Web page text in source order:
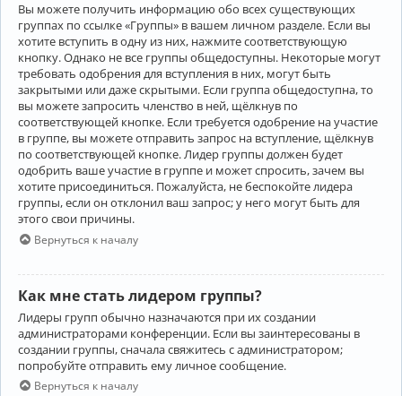
Вы можете получить информацию обо всех существующих
группах по ссылке «Группы» в вашем личном разделе. Если вы
хотите вступить в одну из них, нажмите соответствующую
кнопку. Однако не все группы общедоступны. Некоторые могут
требовать одобрения для вступления в них, могут быть
закрытыми или даже скрытыми. Если группа общедоступна, то
вы можете запросить членство в ней, щёлкнув по
соответствующей кнопке. Если требуется одобрение на участие
в группе, вы можете отправить запрос на вступление, щёлкнув
по соответствующей кнопке. Лидер группы должен будет
одобрить ваше участие в группе и может спросить, зачем вы
хотите присоединиться. Пожалуйста, не беспокойте лидера
группы, если он отклонил ваш запрос; у него могут быть для
этого свои причины.
Вернуться к началу
Как мне стать лидером группы?
Лидеры групп обычно назначаются при их создании
администраторами конференции. Если вы заинтересованы в
создании группы, сначала свяжитесь с администратором;
попробуйте отправить ему личное сообщение.
Вернуться к началу